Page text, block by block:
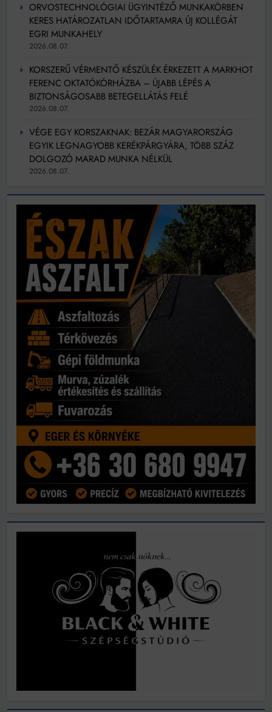
ORVOSTECHNOLÓGIAI ÜGYINTÉZŐ MUNKAKÖRBEN
KERES HATÁROZATLAN IDŐTARTAMRA ÚJ KOLLÉGÁT
EGRI MUNKAHELY
2026.08.07.
KORSZERŰ VÉRMENTŐ KÉSZÜLÉK ÉRKEZETT A MARKHOT
FERENC OKTATÓKÓRHÁZBA – ÚJABB LÉPÉS A
BIZTONSÁGOSABB BETEGELLÁTÁS FELÉ
2026.08.07.
VÉGE EGY KORSZAKNAK: BEZÁR MAGYARORSZÁG
EGYIK LEGNAGYOBB KERÉKPÁRGYÁRA, TÖBB SZÁZ
DOLGOZÓ MARAD MUNKA NÉLKÜL
2026.08.07.